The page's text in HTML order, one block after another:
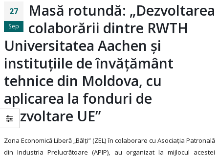
27
Sep
Masă rotundă: „Dezvoltarea
colaborării dintre RWTH
Universitatea Aachen și
instituțiile de învățământ
tehnice din Moldova, cu
aplicarea la fonduri de
dezvoltare UE”
Zona Economică Liberă „Bălți” (ZEL) în colaborare cu Asociația Patronală
din Industria Prelucrătoare (APIP), au organizat la mijlocul acestei